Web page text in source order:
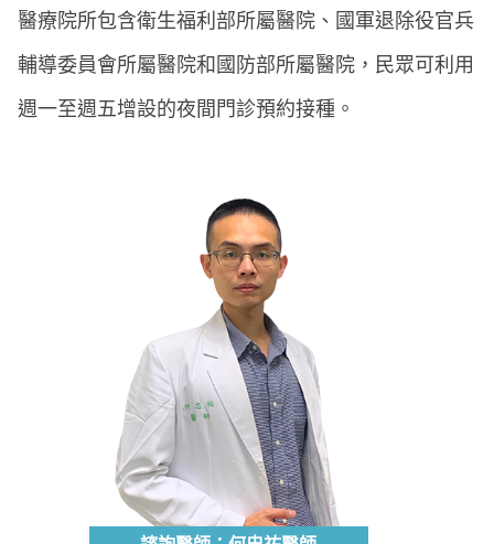
醫療院所包含衛生福利部所屬醫院、國軍退除役官兵
輔導委員會所屬醫院和國防部所屬醫院，民眾可利用
週一至週五增設的夜間門診預約接種。